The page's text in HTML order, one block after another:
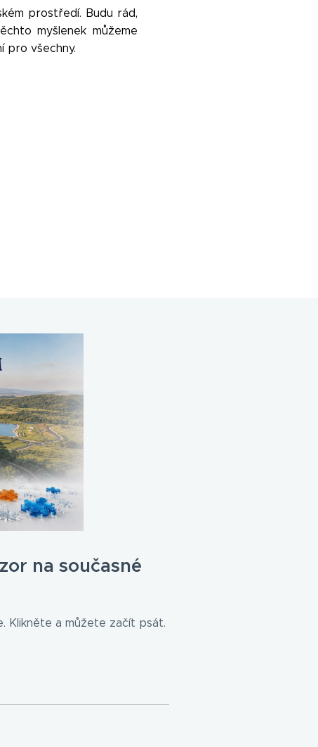
prostředí. Budu rád,
myšlenek můžeme
pro všechny.
na současné
Klikněte a můžete začít psát.